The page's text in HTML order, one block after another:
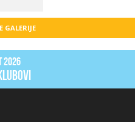
GALERIJE
2026